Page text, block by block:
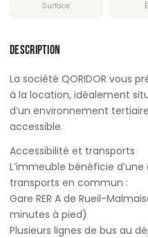
Surface
DESCRIPTION
La société QORIDOR vous
à la location, idéalement
d’un environnement
accessible.
Accessibilité et transports
L’immeuble bénéficie
transports en commun :
Gare RER A de Rueil-
minutes à pied)
Plusieurs lignes de bus au